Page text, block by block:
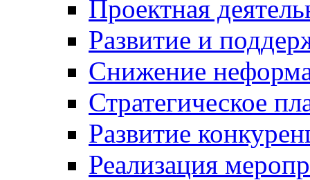
Проектная
Развитие и
Снижение
Стратегическое
Развитие
Реализация